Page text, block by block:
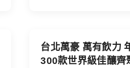
台北萬豪 萬有飲力
300款世界級佳釀齊